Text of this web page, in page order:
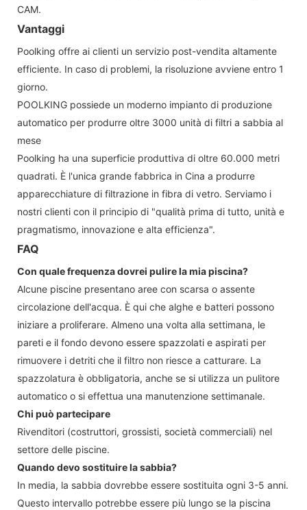
CAM.
Vantaggi
Poolking offre ai clienti un servizio post-vendita altamente
efficiente. In caso di problemi, la risoluzione avviene entro 1
giorno.
POOLKING possiede un moderno impianto di produzione
automatico per produrre oltre 3000 unità di filtri a sabbia al
mese
Poolking ha una superficie produttiva di oltre 60.000 metri
quadrati. È l'unica grande fabbrica in Cina a produrre
apparecchiature di filtrazione in fibra di vetro. Serviamo i
nostri clienti con il principio di "qualità prima di tutto, unità e
pragmatismo, innovazione e alta efficienza".
FAQ
Con quale frequenza dovrei pulire la mia piscina?
Alcune piscine presentano aree con scarsa o assente
circolazione dell'acqua. È qui che alghe e batteri possono
iniziare a proliferare. Almeno una volta alla settimana, le
pareti e il fondo devono essere spazzolati e aspirati per
rimuovere i detriti che il filtro non riesce a catturare. La
spazzolatura è obbligatoria, anche se si utilizza un pulitore
automatico o si effettua una manutenzione settimanale.
Chi può partecipare
Rivenditori (costruttori, grossisti, società commerciali) nel
settore delle piscine.
Quando devo sostituire la sabbia?
In media, la sabbia dovrebbe essere sostituita ogni 3-5 anni.
Questo intervallo potrebbe essere più lungo se la piscina